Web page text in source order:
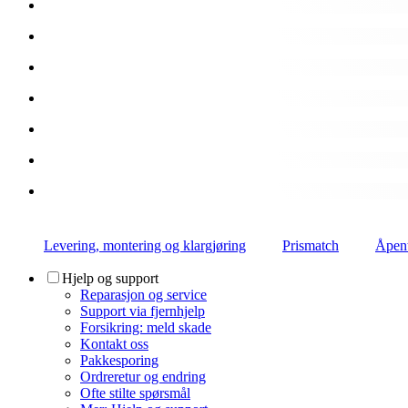
Levering, montering og klargjøring Prismatch
Hjelp og support
Reparasjon og service
Support via fjernhjelp
Forsikring: meld skade
Kontakt oss
Pakkesporing
Ordreretur og endring
Ofte stilte spørsmål